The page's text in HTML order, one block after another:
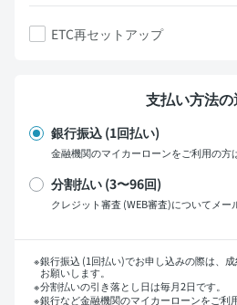
ETC再セットアップ
支払い方法
銀行振込 (1回払い)
金融機関のマイカーローンをご利用の方
分割払い (3〜96回)
クレジット審査 (WEB審査)についてメー
支払い回数
銀行振込 (1回払い)でお申し込みの際は、
お願いします。
分割払いの引き落とし日は毎月2日です。
銀行など金融機関のマイカーローンをご利